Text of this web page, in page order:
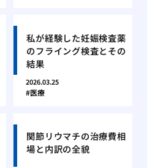
私が経験した妊娠検査薬
のフライング検査とその
結果
2026.03.25
医療
関節リウマチの治療費相
場と内訳の全貌